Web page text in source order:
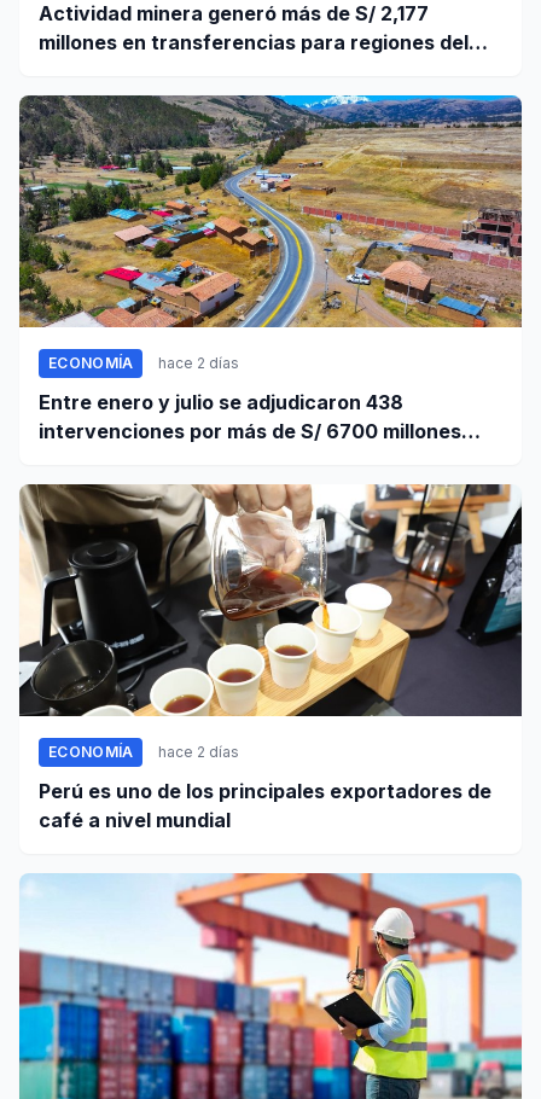
Actividad minera generó más de S/ 2,177
millones en transferencias para regiones del
ECONOMÍA hace 2 días
Entre enero y julio se adjudicaron 438
intervenciones por más de S/ 6700 millones
ECONOMÍA hace 2 días
Perú es uno de los principales exportadores de
café a nivel mundial